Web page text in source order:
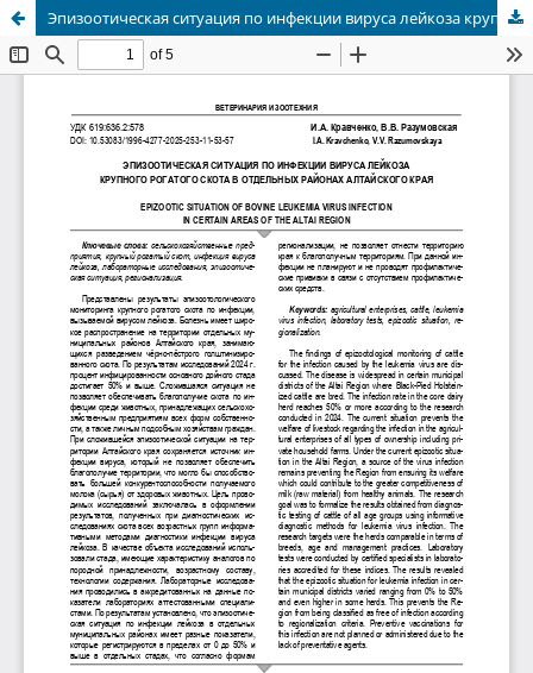
Эпизоотическая ситуация по инфекции вируса лейкоза крупного рогатого скота в отдельных районах Алтайского края